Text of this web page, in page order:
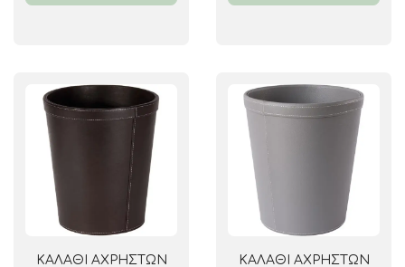
ΚΑΛΑΘΙ ΑΧΡΗΣΤΩΝ ΚΑΛΑΘΙ ΑΧΡΗΣΤΩΝ